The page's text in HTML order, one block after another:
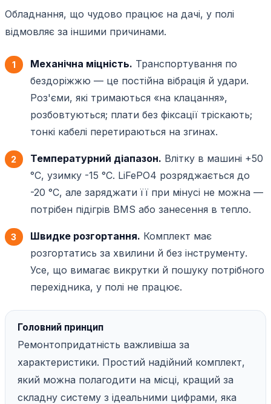
Обладнання, що чудово працює на дачі, у полі
відмовляє за іншими причинами.
Механічна міцність. Транспортування по
бездоріжжю — це постійна вібрація й удари.
Роз'єми, які тримаються «на клацання»,
розбовтуються; плати без фіксації тріскають;
тонкі кабелі перетираються на згинах.
Температурний діапазон. Влітку в машині +50
°C, узимку -15 °C. LiFePO4 розряджається до
-20 °C, але заряджати її при мінусі не можна —
потрібен підігрів BMS або занесення в тепло.
Швидке розгортання. Комплект має
розгортатись за хвилини й без інструменту.
Усе, що вимагає викрутки й пошуку потрібного
перехідника, у полі не працює.
Головний принцип
Ремонтопридатність важливіша за
характеристики. Простий надійний комплект,
який можна полагодити на місці, кращий за
складну систему з ідеальними цифрами, яка